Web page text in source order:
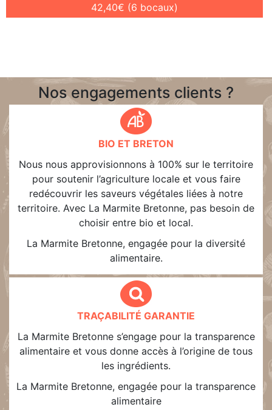
42,40€ (6 bocaux)
Nos engagements clients ?
BIO ET BRETON
Nous nous approvisionnons à 100% sur le territoire
pour soutenir l’agriculture locale et vous faire
redécouvrir les saveurs végétales liées à notre
territoire. Avec La Marmite Bretonne, pas besoin de
choisir entre bio et local.
La Marmite Bretonne, engagée pour la diversité
alimentaire.
TRAÇABILITÉ GARANTIE
La Marmite Bretonne s’engage pour la transparence
alimentaire et vous donne accès à l’origine de tous
les ingrédients.
La Marmite Bretonne, engagée pour la transparence
alimentaire